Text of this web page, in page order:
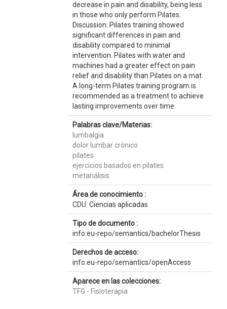
decrease in pain and disability, being less
in those who only perform Pilates.
Discussion: Pilates training showed
significant differences in pain and
disability compared to minimal
intervention. Pilates with water and
machines had a greater effect on pain
relief and disability than Pilates on a mat.
A long-term Pilates training program is
recommended as a treatment to achieve
lasting improvements over time.
Palabras clave/Materias:
lumbalgia
dolor lumbar crónico
pilates
ejercicios basados en pilates
metanálisis
Área de conocimiento :
CDU: Ciencias aplicadas
Tipo de documento :
info:eu-repo/semantics/bachelorThesis
Derechos de acceso:
info:eu-repo/semantics/openAccess
Aparece en las colecciones:
TFG - Fisioterapia